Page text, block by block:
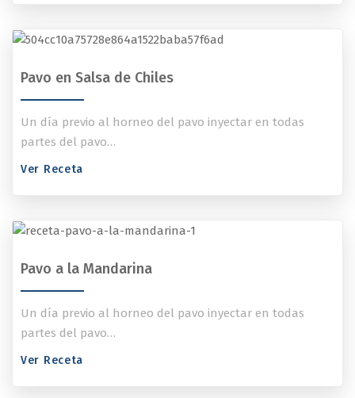
Pavo en Salsa de Chiles
Un día previo al horneo del pavo inyectar en todas
partes del pavo…
Ver Receta
Pavo a la Mandarina
Un día previo al horneo del pavo inyectar en todas
partes del pavo…
Ver Receta